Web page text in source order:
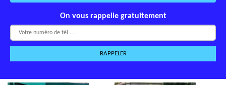
On vous rappelle gratuitement